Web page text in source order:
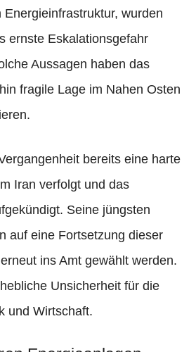
wurden
ernste Eskalationsgefahr
Aussagen haben das
fragile Lage im Nahen Osten
bereits eine harte
Iran verfolgt und das
Seine jüngsten
auf eine Fortsetzung dieser
ins Amt gewählt werden.
Unsicherheit für die
und Wirtschaft.